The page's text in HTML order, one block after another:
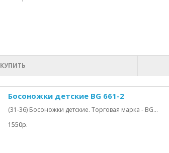
КУПИТЬ
Босоножки детские BG 661-2
(31-36) Босоножки детские. Торговая марка - BG...
1550р.